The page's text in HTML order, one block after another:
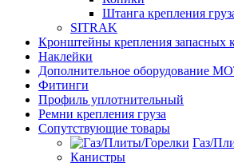
Штанга крепления
SITRAK
Кронштейны крепления запасных
Наклейки
Дополнительное оборудование
Фитинги
Профиль уплотнительный
Ремни крепления груза
Сопутствующие товары
Газ/
Канистры